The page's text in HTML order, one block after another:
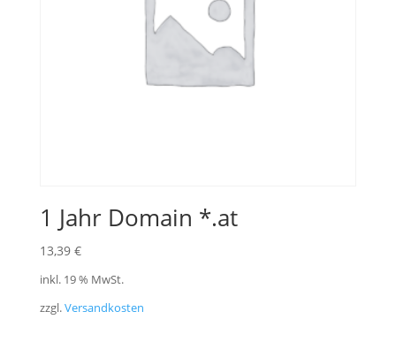
1 Jahr Domain *.at
13,39 €
inkl. 19 % MwSt.
zzgl.Versandkosten